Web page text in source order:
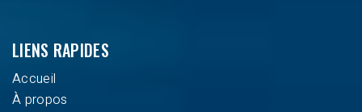
LIENS RAPIDES
Accueil
À propos